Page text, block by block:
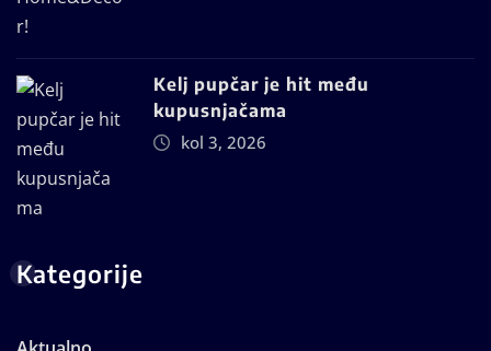
Kelj pupčar je hit među
kupusnjačama
kol 3, 2026
Kategorije